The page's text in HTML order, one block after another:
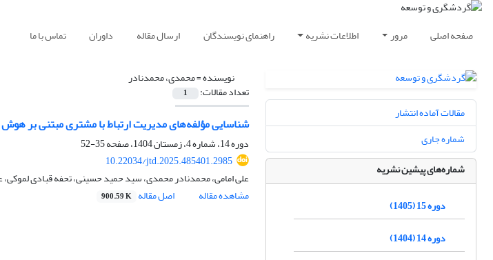
صفحه اصلی مرور اطلاعات نشریه راهنمای نویسندگان ارسال مقاله داوران تماس با ما
نویسنده =محمدی، محمدنادر
تعداد مقالات: 1
شناسایی مؤلفه‌های مدیریت ارتباط با مشتری مبتنی بر
دوره 14، شماره 4، زمستان 1404، صفحه
35-52
10.22034/jtd.2025.485401.2985
على امامى، محمدنادر محمدی، سید حمید حسینی، تحفه قبادی لموکی،
مشاهده مقاله
اصل مقاله 900.59 K
مقالات آماده انتشار
شماره جاری
شماره‌های پیشین نشریه
دوره 15 (1405)
دوره 14 (1404)